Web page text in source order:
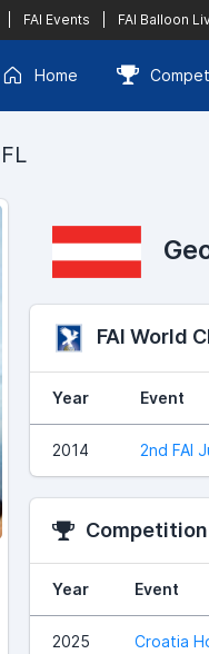
FAI Events FAI Balloon
Home
FAI World
Year Event
2014 2nd FAI
Year Event
2025 Croatia